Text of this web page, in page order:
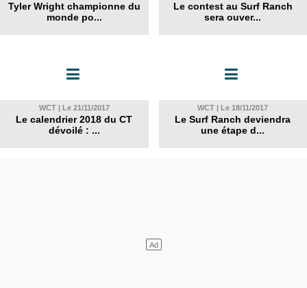
Tyler Wright championne du
monde po...
Le contest au Surf Ranch
sera ouver...
WCT | Le 21/11/2017
Le calendrier 2018 du CT
dévoilé : ...
WCT | Le 18/11/2017
Le Surf Ranch deviendra
une étape d...